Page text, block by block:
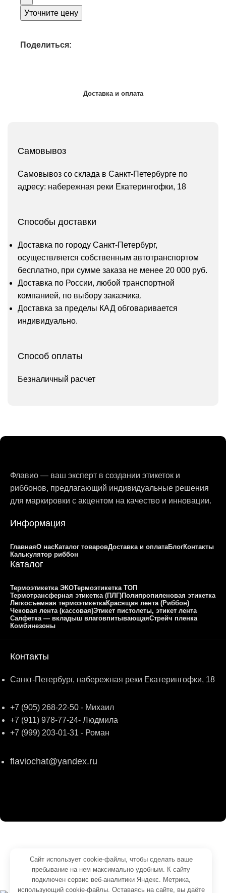
Уточните цену
Поделиться:
Доставка и оплата
Самовывоз
Самовывоз со склада в Санкт-Петербурге по
адресу: набережная реки Екатерингофки, 18
Способы доставки
Доставка по городу Санкт-Петербург,
осуществляется собственным автотранспортом
бесплатно, при сумме заказа не менее 20 000 руб.
Доставка по России, любой транспортной
компанией, по выбору заказчика.
Доставка за пределы КАД обговаривается
индивидуально.
Способ оплаты
Безналичный расчет
Флавио — ваш эксперт в создании этикеток и
риббонов, предлагающий индивидуальные решения
для маркировки с акцентом на качество и инновации.
Информация
ГлавнаяО насКаталог товаровДоставка и оплатаБлогКонтакты
Калькулятор риббон
Каталог
Термоэтикетка ЭКОТермоэтикетка ТОП
Термотрансферная этикетка (ПЛГ)Полипропиленовая этикетка
Легкосъемная термоэтикеткаКрасящая лента (Риббон)
Чековая лента (кассовая)Этикет пистолеты, этикет лента
Салфетка — вкладыш влаговпитывающаяСтрейч пленка
Комбинезоны
Контакты
Санкт-Петербург, набережная реки Екатерингофки, 18
+7 (905) 268-22-50 - Михаил
+7 (911) 978-77-24- Людмила
+7 (999) 203-01-31 - Роман
flaviochat@yandex.ru
Согласие на обработку персональных данных
Политика обработки персональных данных
Сайт использует cookie-файлы, чтобы сделать ваше
пребывание на нем максимально удобным. К cайту
подключен сервис веб-аналитики Яндекс. Метрика,
использующий cookie-файлы. Оставаясь на сайте, вы даёте